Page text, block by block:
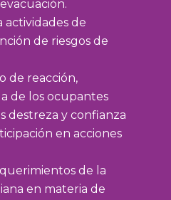
actividades de
de riesgos de
de reacción,
de los ocupantes
destreza y confianza
en acciones
de la
en materia de